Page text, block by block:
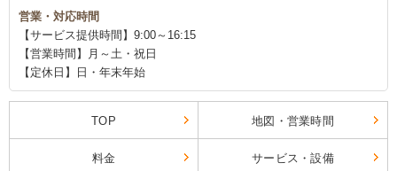
営業・対応時間
【サービス提供時間】9:00～16:15
【営業時間】月～土・祝日
【定休日】日・年末年始
TOP 地図・営業時間
料金 サービス・設備